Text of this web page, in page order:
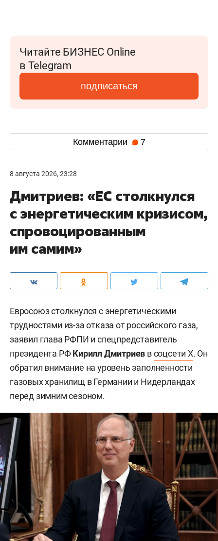
Читайте БИЗНЕС Online
в Telegram
подписаться
Комментарии 7
8 августа 2026, 23:28
Дмитриев: «ЕС столкнулся
с энергетическим кризисом,
спровоцированным
им самим»
Евросоюз столкнулся с энергетическими
трудностями из-за отказа от российского газа,
заявил глава РФПИ и спецпредставитель
президента РФКирилл Дмитриев всоцсети X. Он
обратил внимание на уровень заполненности
газовых хранилищ в Германии и Нидерландах
перед зимним сезоном.